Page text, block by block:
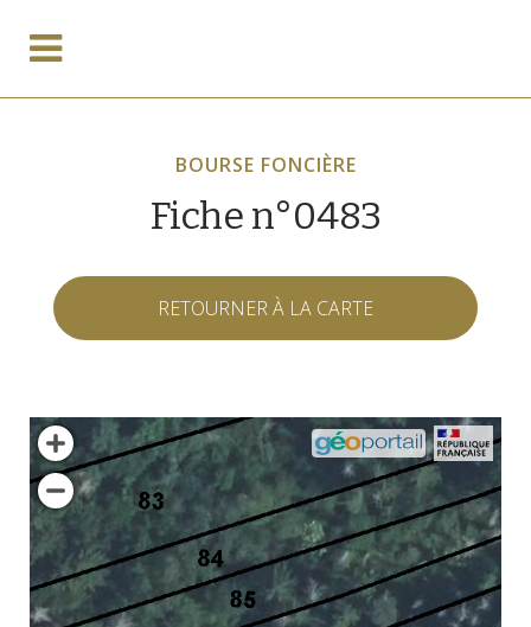
BOURSE FONCIÈRE
Fiche n°0483
RETOURNER À LA CARTE